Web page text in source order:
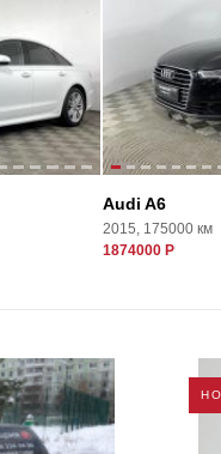
Audi A6
2015, 175000 км
1874000 Р